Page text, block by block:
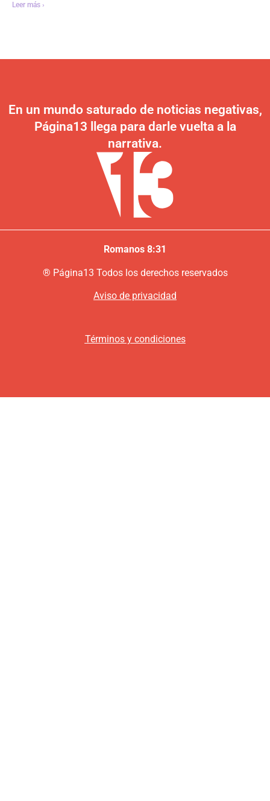
Leer más ›
En un mundo saturado de noticias negativas,
Página13 llega para darle vuelta a la
narrativa.
Romanos 8:31
® Página13 Todos los derechos reservados
Aviso de privacidad
Términos y condiciones